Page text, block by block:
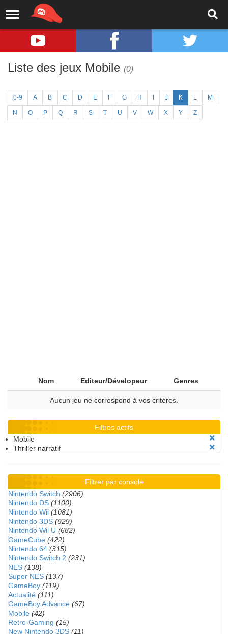
Liste des jeux Mobile (0)
0-9 A B C D E F G H J K L M
N O P Q R S T U V W X Y Z
Nom Editeur/Dévelopeur Genres
Aucun jeu ne correspond à vos critères.
Filtres actifs
Mobile
Thriller narratif
Filtrer par console
Nintendo Switch (2906)
Nintendo DS (1100)
Nintendo Wii (1081)
Nintendo 3DS (929)
Nintendo Wii U (682)
GameCube (422)
Nintendo 64 (315)
Nintendo Switch 2 (231)
NES (138)
Super NES (137)
GameBoy (119)
Actualité (111)
GameBoy Advance (67)
Mobile (42)
Retro-Gaming (15)
New Nintendo 3DS (11)